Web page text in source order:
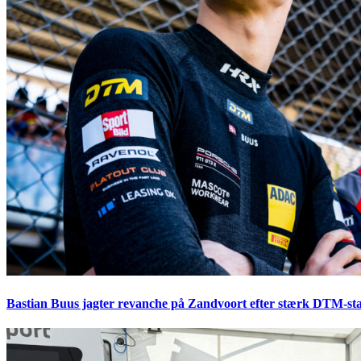
Bastian Buus jagter revanche på Zandvoort efter stærk DTM-